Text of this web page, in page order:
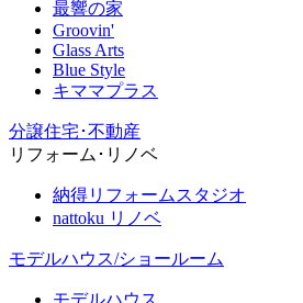
最響の家
Groovin'
Glass Arts
Blue Style
キママプラス
分譲住宅･不動産
リフォーム･リノベ
納得リフォームスタジオ
nattoku リノベ
モデルハウス/ショールーム
モデルハウス